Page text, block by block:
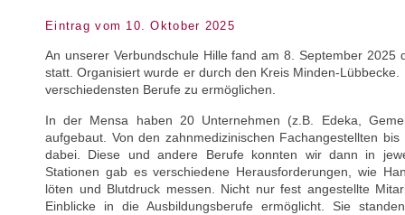
Eintrag vom 10. Oktober 2025
An unserer Verbundschule Hille fand am 8. September 2025
statt. Organisiert wurde er durch den Kreis Minden-
verschiedensten Berufe zu ermöglichen.
In der Mensa haben 20 Unternehmen (z.B. Edeka,
aufgebaut. Von den zahnmedizinischen Fachangestellten
dabei. Diese und andere Berufe konnten wir dann in
Stationen gab es verschiedene Herausforderungen, wie
löten und Blutdruck messen. Nicht nur fest angestellte
Einblicke in die Ausbildungsberufe ermöglicht. Sie